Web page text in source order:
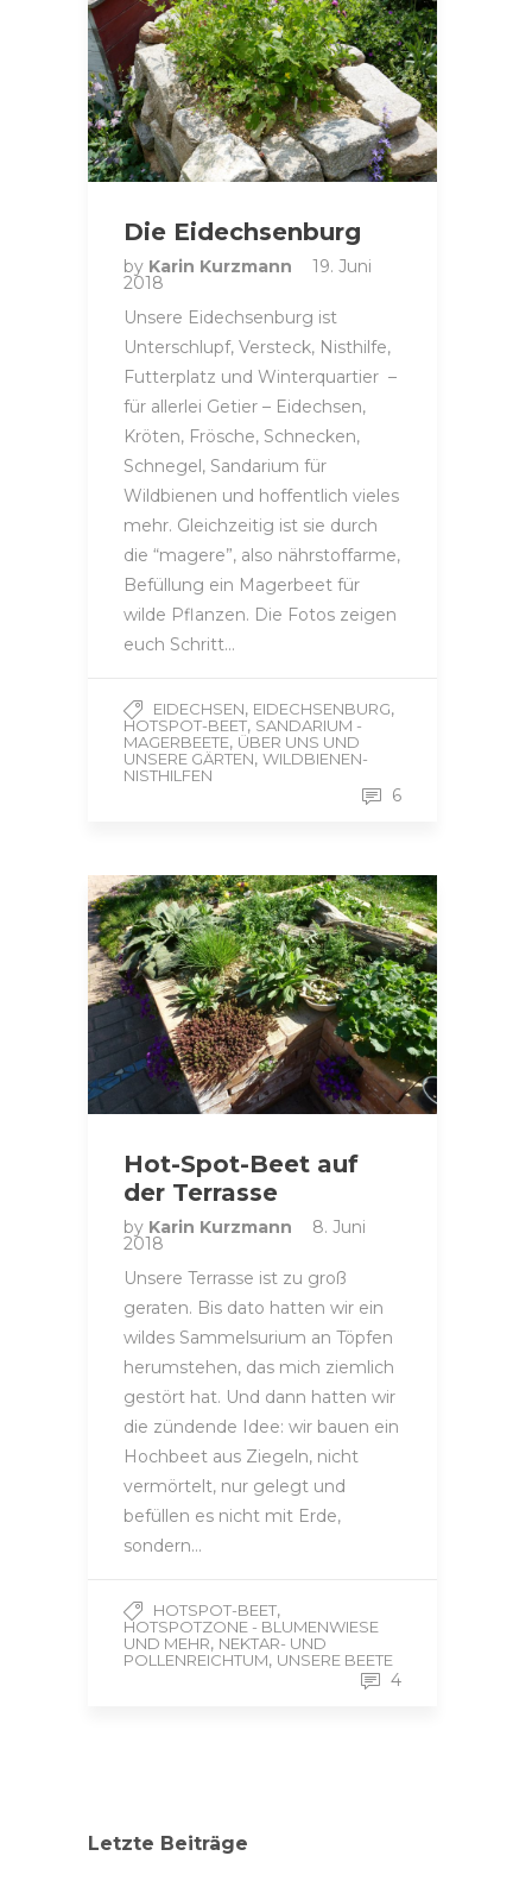
Die Eidechsenburg
by Karin Kurzmann 19. Juni
2018
Unsere Eidechsenburg ist
Unterschlupf, Versteck, Nisthilfe,
Futterplatz und Winterquartier –
für allerlei Getier – Eidechsen,
Kröten, Frösche, Schnecken,
Schnegel, Sandarium für
Wildbienen und hoffentlich vieles
mehr. Gleichzeitig ist sie durch
die “magere”, also nährstoffarme,
Befüllung ein Magerbeet für
wilde Pflanzen. Die Fotos zeigen
euch Schritt…
EIDECHSEN, EIDECHSENBURG,
HOTSPOT-BEET, SANDARIUM -
MAGERBEETE, ÜBER UNS UND
UNSERE GÄRTEN, WILDBIENEN-
NISTHILFEN
6
Hot-Spot-Beet auf
der Terrasse
by Karin Kurzmann 8. Juni
2018
Unsere Terrasse ist zu groß
geraten. Bis dato hatten wir ein
wildes Sammelsurium an Töpfen
herumstehen, das mich ziemlich
gestört hat. Und dann hatten wir
die zündende Idee: wir bauen ein
Hochbeet aus Ziegeln, nicht
vermörtelt, nur gelegt und
befüllen es nicht mit Erde,
sondern…
HOTSPOT-BEET,
HOTSPOTZONE - BLUMENWIESE
UND MEHR, NEKTAR- UND
POLLENREICHTUM, UNSERE BEETE
4
Letzte Beiträge